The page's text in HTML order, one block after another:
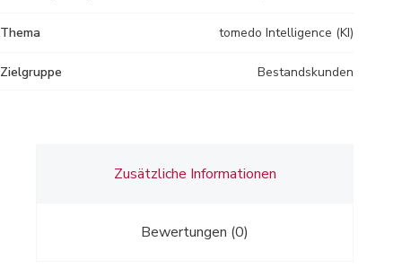
Thema tomedo Intelligence (KI)
Zielgruppe Bestandskunden
Zusätzliche Informationen
Bewertungen (0)